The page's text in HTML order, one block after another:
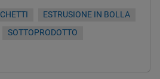
ESTRUSIONE IN BOLLA
SOTTOPRODOTTO